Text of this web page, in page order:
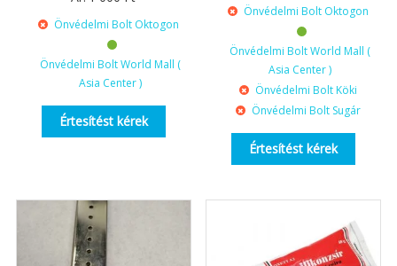
Önvédelmi Bolt Oktogon
Önvédelmi Bolt World Mall (
Asia Center )
Értesítést kérek
Önvédelmi Bolt Oktogon
Önvédelmi Bolt World Mall (
Asia Center )
Önvédelmi Bolt Köki
Önvédelmi Bolt Sugár
Értesítést kérek